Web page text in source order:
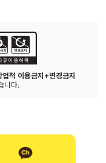
적 이용금지+변경금지
니다.